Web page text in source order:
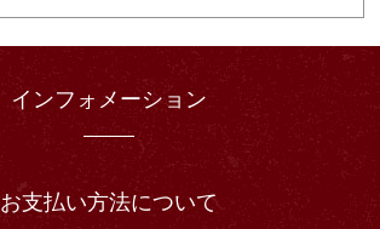
インフォメーション
お支払い方法について